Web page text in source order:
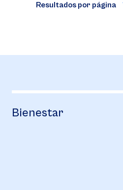
Resultados por página
Bienestar